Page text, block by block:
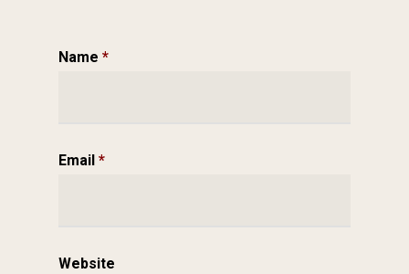
Name *
Email *
Website